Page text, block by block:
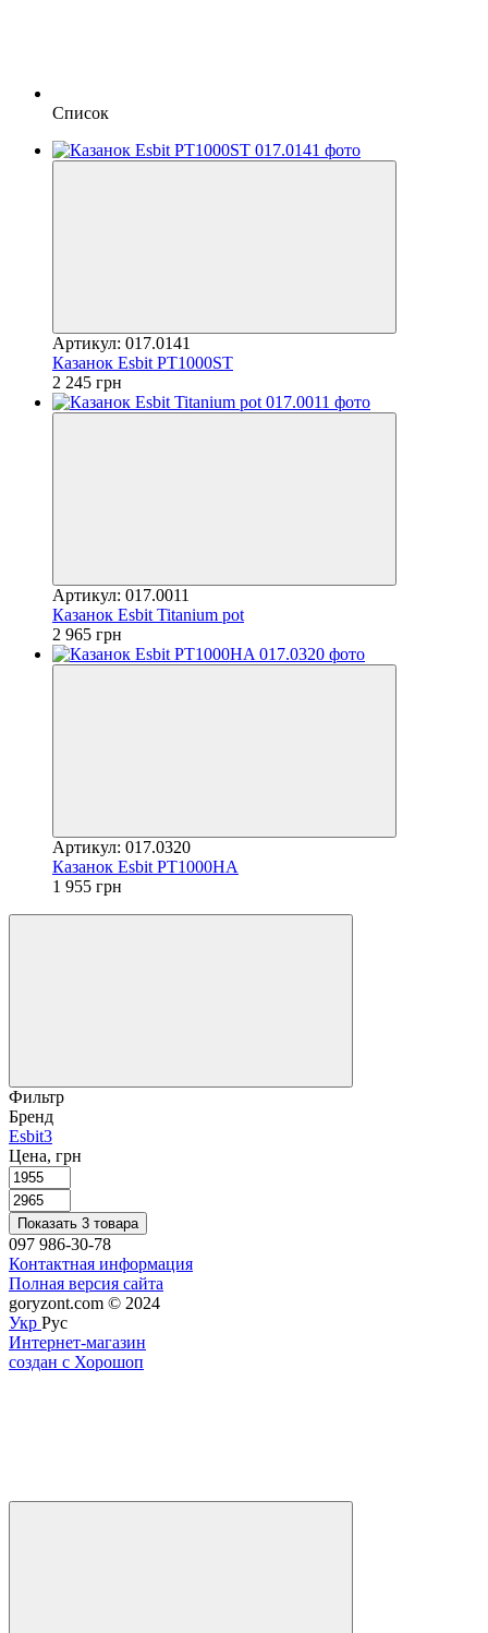
Список
Артикул: 017.0141
Казанок Esbit PT1000ST
2 245 грн
Артикул: 017.0011
Казанок Esbit Titanium pot
2 965 грн
Артикул: 017.0320
Казанок Esbit PT1000HA
1 955 грн
Фильтр
Бренд
Esbit3
Цена, грн
Показать 3 товара
097 986-30-78
Контактная информация
Полная версия сайта
goryzont.com © 2024
Укр Рус
Интернет-магазин
создан с Хорошоп